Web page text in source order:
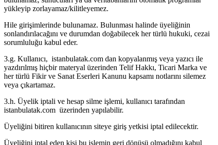
yükleyip zorlayamaz/kilitleyemez.
Hile girişimlerinde bulunamaz. Bulunması halinde üyeliğinin
sonlandırılacağını ve durumdan doğabilecek her türlü hukuki, cezai
sorumluluğu kabul eder.
3.g. Kullanıcı, istanbulatak.com dan kopyalanmış veya yazıcı ile
yazdırılmış hiçbir materyal üzerinden Telif Hakkı, Ticari Marka ve
her türlü Fikir ve Sanat Eserleri Kanunu kapsamı notlarını silemez
veya çıkartamaz.
3.h. Üyelik iptali ve hesap silme işlemi, kullanıcı tarafından
istanbulatak.com üzerinden yapılabilir.
Üyeliğini bitiren kullanıcının siteye giriş yetkisi iptal edilecektir.
Üyeliğini iptal eden kişi bu işlemin geri dönüşü olmadığını kabul